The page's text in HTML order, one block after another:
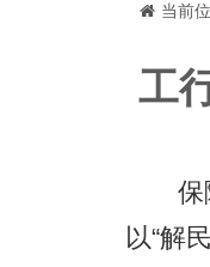
当前
工
保障
以“解